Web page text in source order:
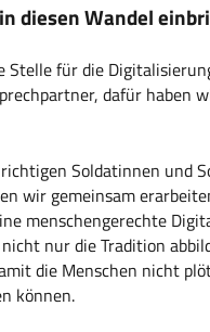
diesen Wandel
Stelle für die
dafür haben
Soldatinnen und
wir gemeinsam
menschengerechte
nur die Tradition
die Menschen nicht
können.